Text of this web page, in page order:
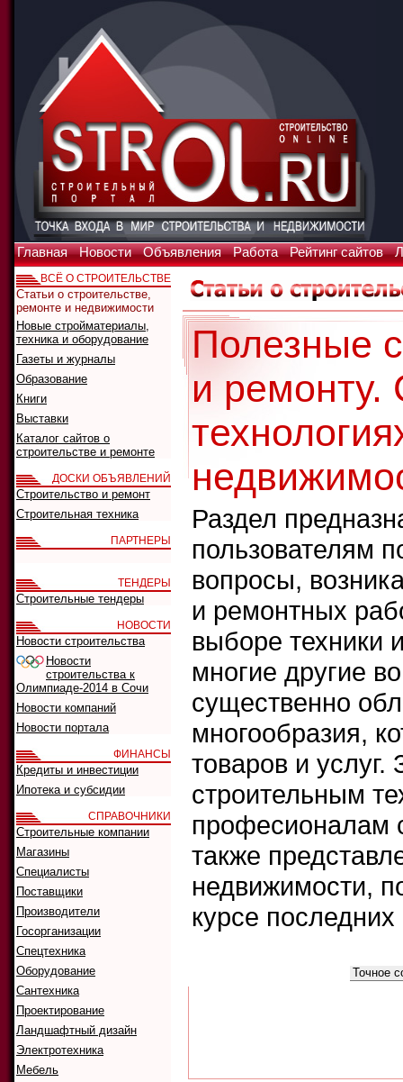
Главная Новости Объявления Работа Рейтинг сайтов
Полезные
и ремонту.
Раздел
пользователям
вопросы,
и ремонтных
выборе
многие другие
существенно
многообразия,
товаров и
строительным
професионалам
также
недвижимости,
курсе
ВСЁ О СТРОИТЕЛЬСТВЕ
Статьи о строительстве,
ремонте и недвижимости
Новые стройматериалы,
техника и оборудование
Газеты и журналы
Образование
Книги
Выставки
Каталог сайтов о
строительстве и ремонте
ДОСКИ ОБЪЯВЛЕНИЙ
Строительство и ремонт
Строительная техника
ПАРТНЕРЫ
ТЕНДЕРЫ
Строительные тендеры
НОВОСТИ
Новости строительства
Новости
строительства к
Олимпиаде-2014 в Сочи
Новости компаний
Новости портала
ФИНАНСЫ
Кредиты и инвестиции
Ипотека и субсидии
СПРАВОЧНИКИ
Строительные компании
Магазины
Специалисты
Поставщики
Производители
Госорганизации
Спецтехника
Оборудование
Сантехника
Проектирование
Ландшафтный дизайн
Электротехника
Мебель